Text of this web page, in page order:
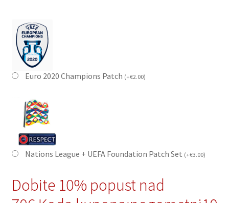
Euro 2020 Champions Patch (+€2.00)
Nations League + UEFA Foundation Patch Set (+€3.00)
Dobite 10% popust nad